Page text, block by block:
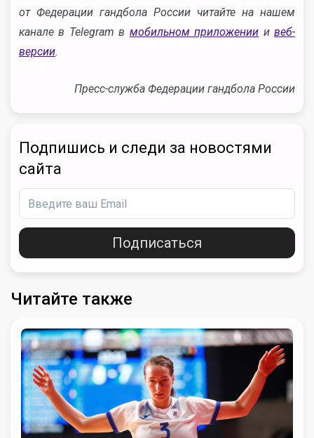
от Федерации гандбола России читайте на нашем
канале в Telegram в мобильном приложении ивеб-
версии.
Пресс-служба Федерации гандбола России
Подпишись и следи за новостями
сайта
Подписаться
Читайте также